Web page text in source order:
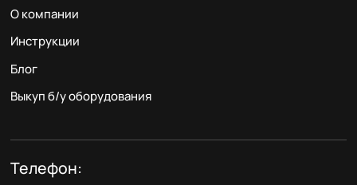
О компании
Инструкции
Блог
Выкуп б/у оборудования
Телефон: